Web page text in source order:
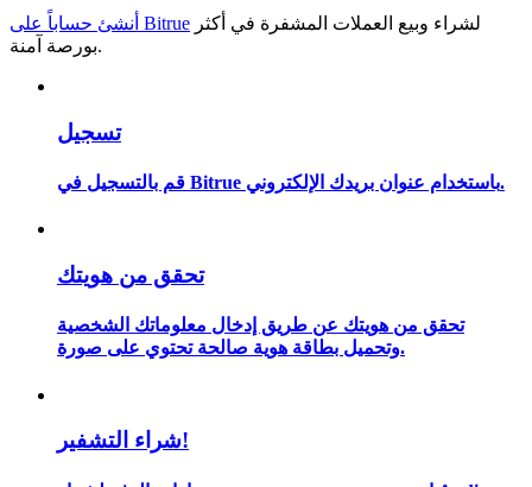
دليل المبتدئين للعقود الآجلة
أنشئ حساباً على Bitrue
بورصة آمنة.
تسجيل
قم بالتسجيل في Bitrue باستخدام عنوان بريدك الإلكتروني.
تحقق من هويتك
تحقق من هويتك عن طريق إدخال معلوماتك الشخصية
وتحميل بطاقة هوية صالحة تحتوي على صورة.
شراء التشفير!